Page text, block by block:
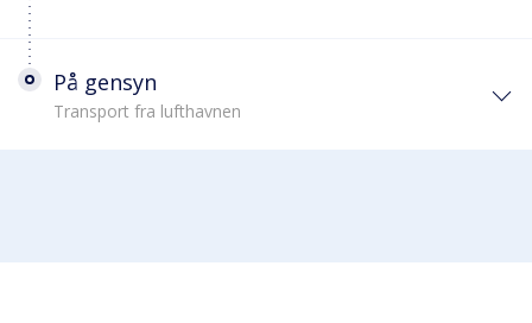
På gensyn
Transport fra lufthavnen